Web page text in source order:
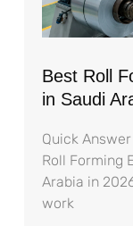
Best Roll
in Saudi
Quick
Roll Forming
Arabia in
work